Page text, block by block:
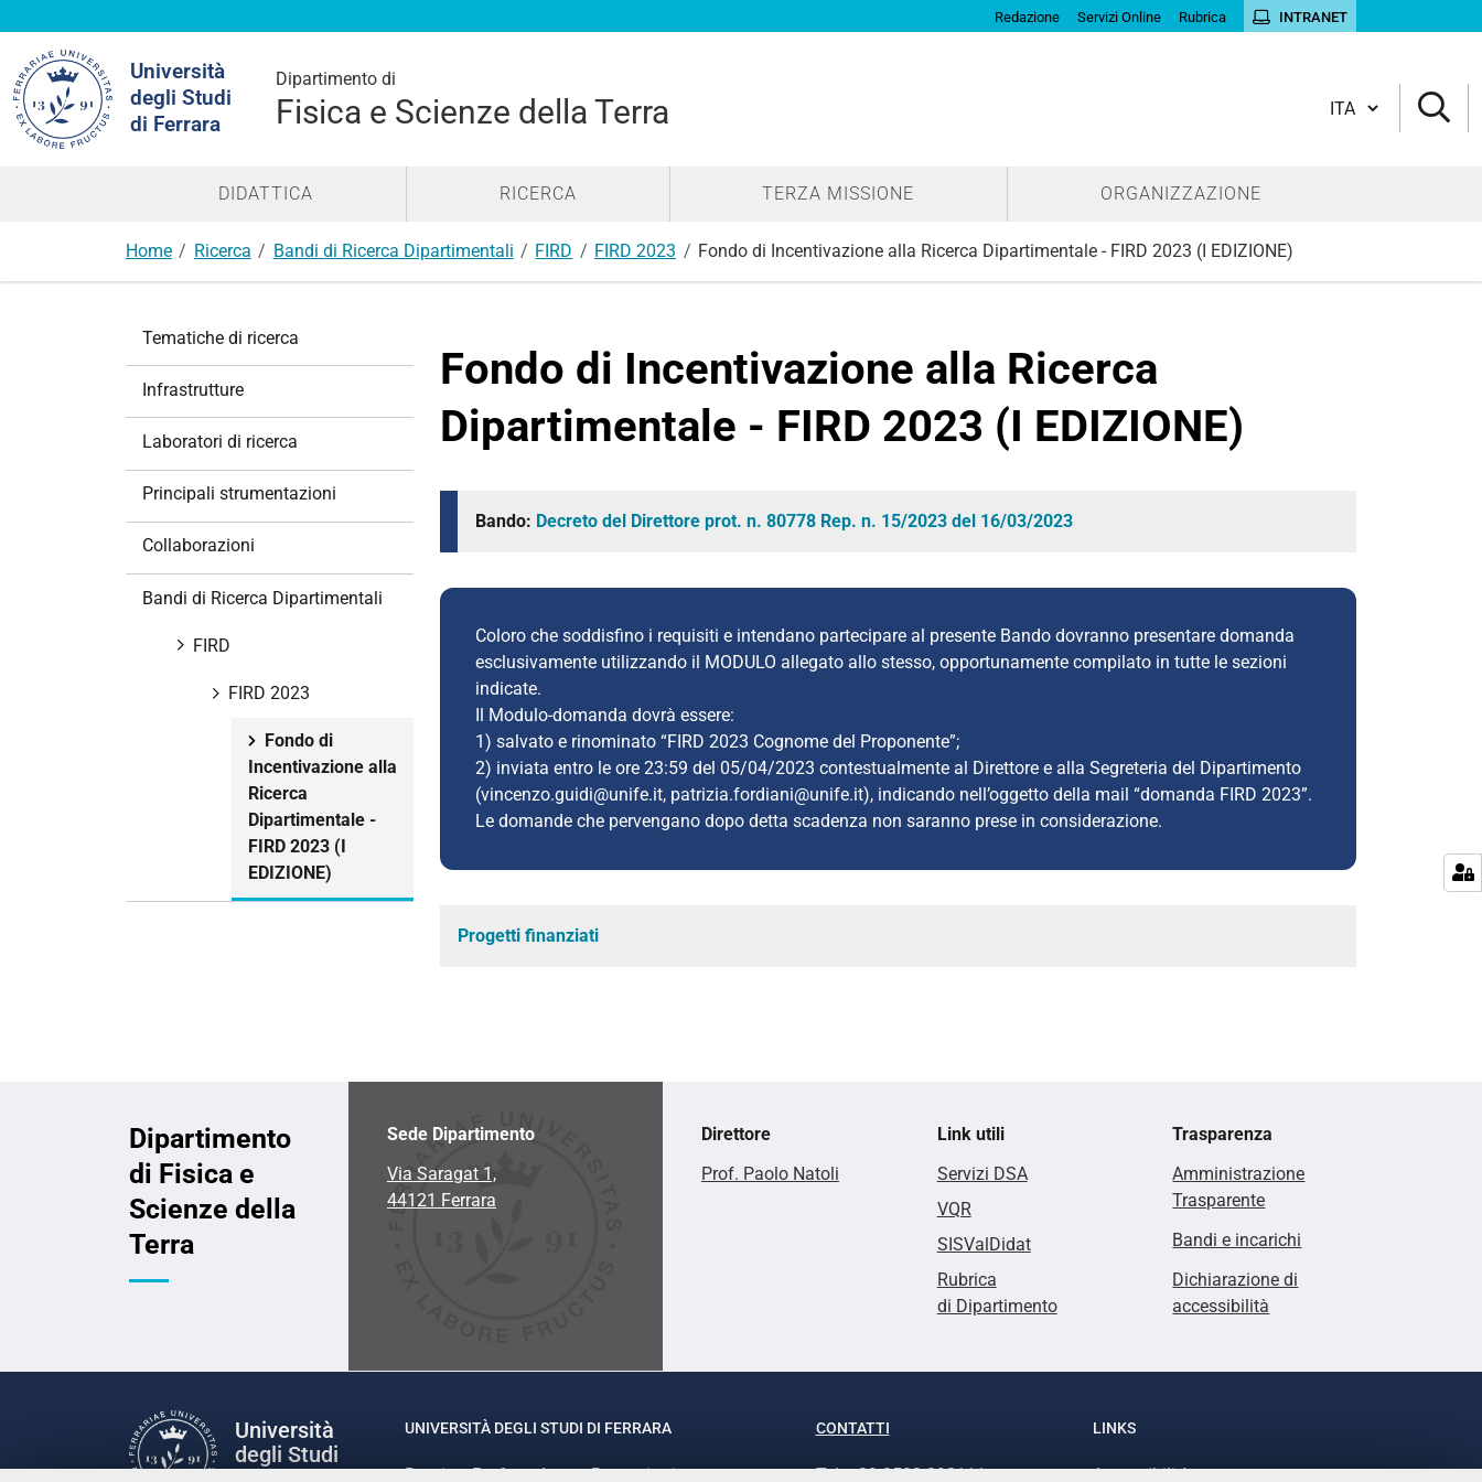
Redazione Servizi Online Rubrica INTRANET
Università
degli Studi
di Ferrara
Dipartimento di
Fisica e Scienze della Terra
nel
sito
Cambia lingua
DIDATTICA RICERCA TERZA MISSIONE ORGANIZZAZIONE
Home Ricerca Bandi di Ricerca Dipartimentali FIRD FIRD 2023 Fondo di Incentivazione alla Ricerca Dipartimentale - FIRD 2023 (I EDIZIONE)
Fondo di Incentivazione alla Ricerca
Dipartimentale - FIRD 2023 (I EDIZIONE)
Bando: Decreto del Direttore prot. n. 80778 Rep. n. 15/2023 del 16/03/2023
Coloro che soddisfino i requisiti e intendano partecipare al presente Bando dovranno presentare domanda
esclusivamente utilizzando il MODULO allegato allo stesso, opportunamente compilato in tutte le sezioni
indicate.
Il Modulo-domanda dovrà essere:
1) salvato e rinominato “FIRD 2023 Cognome del Proponente”;
2) inviata entro le ore 23:59 del 05/04/2023 contestualmente al Direttore e alla Segreteria del Dipartimento
(vincenzo.guidi@unife.it, patrizia.fordiani@unife.it), indicando nell’oggetto della mail “domanda FIRD 2023”.
Le domande che pervengano dopo detta scadenza non saranno prese in considerazione.
Progetti finanziati
Tematiche di ricerca
Infrastrutture
Laboratori di ricerca
Principali strumentazioni
Collaborazioni
Bandi di Ricerca Dipartimentali
FIRD
FIRD 2023
Fondo di
Incentivazione alla
Ricerca
Dipartimentale -
FIRD 2023 (I
EDIZIONE)
Dipartimento
di Fisica e
Scienze della
Terra
Sede Dipartimento
Via Saragat 1,
44121 Ferrara
Direttore
Prof. Paolo Natoli
Link utili
Servizi DSA
VQR
SISValDidat
Rubrica
di Dipartimento
Trasparenza
Amministrazione
Trasparente
Bandi e incarichi
Dichiarazione di
accessibilità
Università
degli Studi
UNIVERSITÀ DEGLI STUDI DI FERRARA
Rettrice: Prof.ssa Laura Ramaciotti
CONTATTI
Tel. +39 0532 293111
LINKS
Accessibilità